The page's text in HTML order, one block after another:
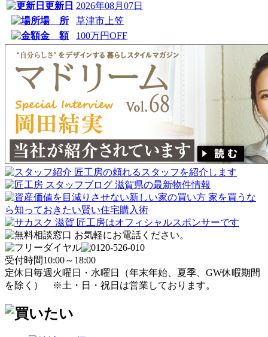
更新日 2026年08月07日
場 所
草津市上笠
金 額
100万円OFF
受付時間10:00～18:00
定休日 毎週火曜日・水曜日
（年末年始、夏季、GW休暇期間
を除く）
※土・日・祝日は営業しております。